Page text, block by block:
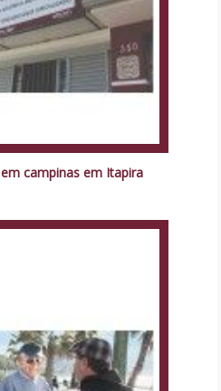
campinas em Itapira